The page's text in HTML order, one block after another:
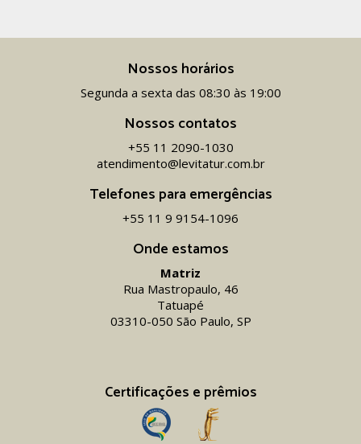
Onde estamos
Matriz
Rua Mastropaulo, 46
Tatuapé
03310-050 São Paulo, SP
Certificações e prêmios
Nossos horários
Segunda a sexta das 08:30 às 19:00
Nossos contatos
+55 11 2090-1030
atendimento@levitatur.com.br
Telefones para emergências
+55 11 9 9154-1096‬